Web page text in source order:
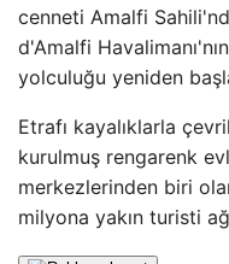
cenneti Amalfi
d'Amalfi
yolculuğu yeniden
Etrafı kayalıklarla
kurulmuş rengarenk
merkezlerinden biri
milyona yakın turisti